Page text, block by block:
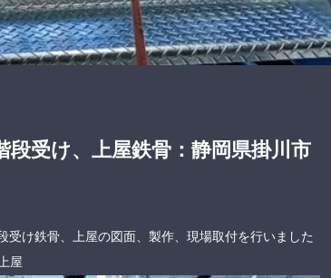
段受け、上屋鉄骨：静岡県掛川市
受け鉄骨、上屋の図面、製作、現場取付を行いました
屋